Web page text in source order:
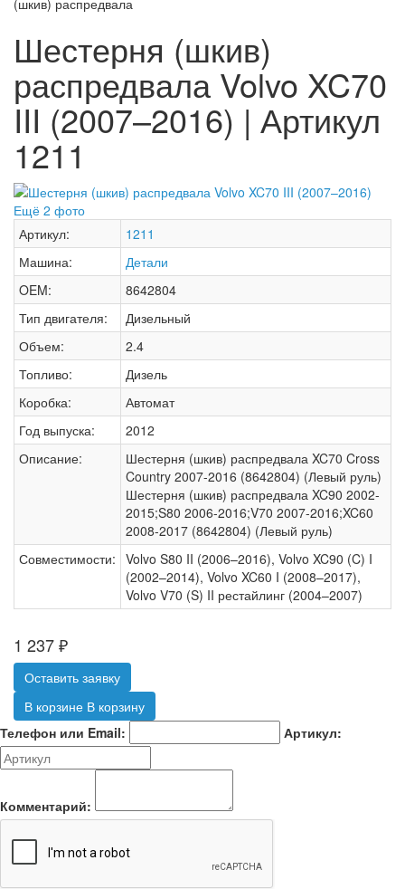
(шкив) распредвала
Шестерня (шкив)
распредвала Volvo XC70
III (2007–2016) | Артикул
1211
Ещё 2 фото
Артикул:
1211
Машина:
Детали
OEM:
8642804
Тип двигателя:
Дизельный
Объем:
2.4
Топливо:
Дизель
Коробка:
Автомат
Год выпуска:
2012
Описание:
Шестерня (шкив) распредвала XC70 Cross
Country 2007-2016 (8642804) (Левый руль)
Шестерня (шкив) распредвала XC90 2002-
2015;S80 2006-2016;V70 2007-2016;XC60
2008-2017 (8642804) (Левый руль)
Совместимости: Volvo S80 II (2006–2016), Volvo XC90 (C) I
(2002–2014), Volvo XC60 I (2008–2017),
Volvo V70 (S) II рестайлинг (2004–2007)
1 237₽
Оставить заявку
В корзине В корзину
Телефон или Email:
Артикул:
Комментарий: